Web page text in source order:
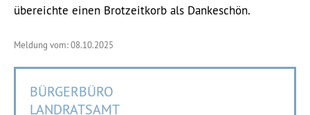
übereichte einen Brotzeitkorb als Dankeschön.
Meldung vom: 08.10.2025
BÜRGERBÜRO
LANDRATSAMT